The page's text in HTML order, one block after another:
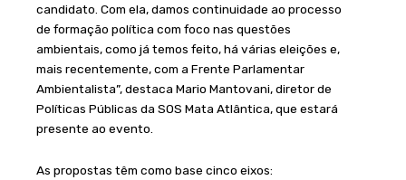
candidato. Com ela, damos continuidade ao processo
de formação política com foco nas questões
ambientais, como já temos feito, há várias eleições e,
mais recentemente, com a Frente Parlamentar
Ambientalista”, destaca Mario Mantovani, diretor de
Políticas Públicas da SOS Mata Atlântica, que estará
presente ao evento.
As propostas têm como base cinco eixos: